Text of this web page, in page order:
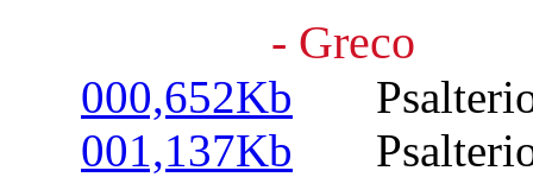
- Greco
000,652Kb Psalterio
001,137Kb Psalterio